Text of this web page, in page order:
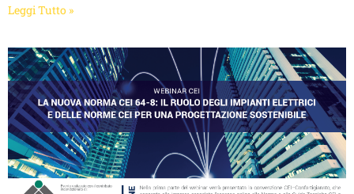
Leggi Tutto »